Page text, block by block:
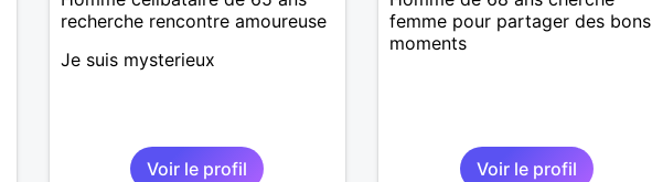
recherche rencontre amoureuse
Je suis mysterieux
Voir le profil
femme pour partager des bons
moments
Voir le profil